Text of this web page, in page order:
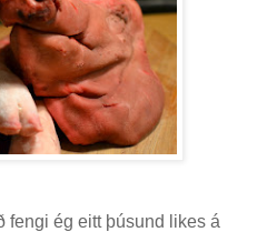
fengi ég eitt þúsund likes á